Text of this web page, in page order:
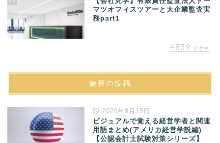
マツオフィスツアーと大企業監査実
務part1
4839 view
最新の投稿
2020年9月15日
ビジュアルで覚える経営学者と関連
用語まとめ(アメリカ経営学説編)
【公認会計士試験対策シリーズ】